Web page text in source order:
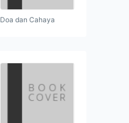
Doa dan Cahaya